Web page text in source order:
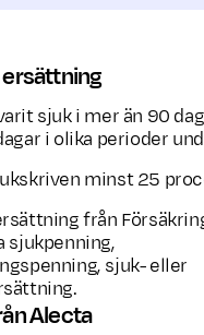
ersättning
sjuk i mer än 90
i olika perioder
minst 25
från
sjukpenning,
sjuk- eller
Alecta